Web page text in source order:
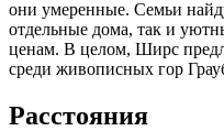
они умеренные. Семьи
отдельные дома, так и
ценам. В целом, Ширс
среди живописных гор
Расстояния